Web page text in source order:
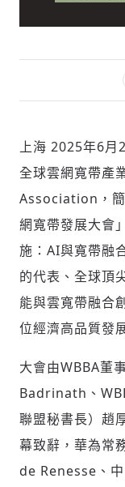
上海 2025年6月
全球雲網寬帶
Association，簡
網寬帶發展大會
施：AI與寬帶融
的代表、全球頂
能與雲寬帶融合
位經濟高品質發
大會由WBBA董
Badrinath、
聯盟秘書長）趙
幕致辭，華為常
de Renesse、